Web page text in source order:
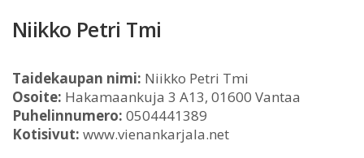
Niikko Petri Tmi
Taidekaupan nimi: Niikko Petri Tmi
Osoite: Hakamaankuja 3 A13, 01600 Vantaa
Puhelinnumero: 0504441389
Kotisivut: www.vienankarjala.net